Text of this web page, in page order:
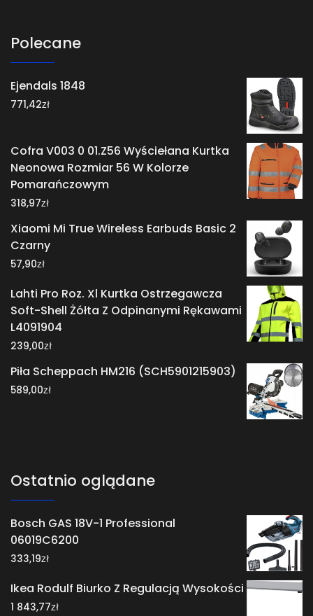
Polecane
Ejendals 1848
771,42zł
Cofra V003 0 01.Z56 Wyściełana Kurtka
Neonowa Rozmiar 56 W Kolorze
Pomarańczowym
318,97zł
Xiaomi Mi True Wireless Earbuds Basic 2
Czarny
57,90zł
Lahti Pro Roz. Xl Kurtka Ostrzegawcza
Soft-Shell Żółta Z Odpinanymi Rękawami
L4091904
239,00zł
Piła Scheppach HM216 (SCH5901215903)
589,00zł
Ostatnio oglądane
Bosch GAS 18V-1 Professional
06019C6200
333,19zł
Ikea Rodulf Biurko Z Regulacją Wysokości
1 843,77zł